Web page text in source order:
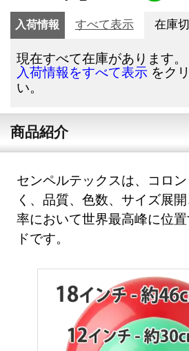
入荷情報 すべて表示 在庫
現在すべて在庫があります。
入荷情報をすべて表示 をク
い。
商品紹介
センペルテックスは、コロ
く、品質、色数、サイズ展
率において世界最高峰に位
ドです。